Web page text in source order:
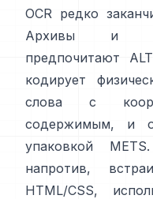
OCR редко
Архивы и
предпочитают
кодирует
слова с
содержимым, и
упаковкой
напротив,
HTML/CSS,